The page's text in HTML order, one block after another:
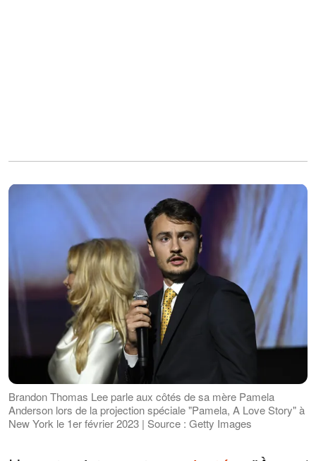
Brandon Thomas Lee parle aux côtés de sa mère Pamela
Anderson lors de la projection spéciale "Pamela, A Love Story" à
New York le 1er février 2023 | Source : Getty Images